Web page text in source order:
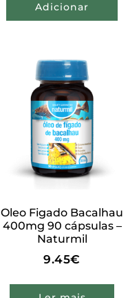
Adicionar
Oleo Figado Bacalhau
400mg 90 cápsulas –
Naturmil
9.45€